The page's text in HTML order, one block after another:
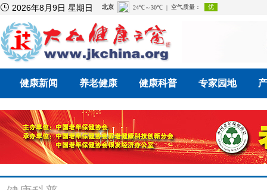
 2026年8月9日 星期日
健康新闻 养老健康 健康科普 专家园地